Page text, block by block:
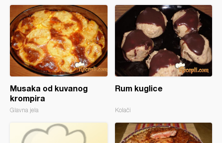
Musaka od kuvanog
krompira
Glavna jela
Rum kuglice
Kolači